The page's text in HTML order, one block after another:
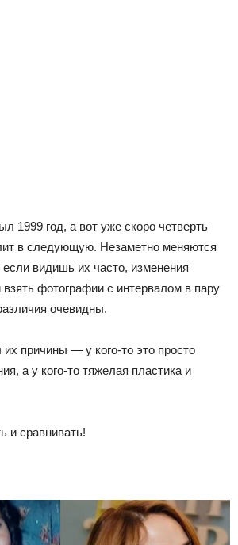
1999 год, а вот уже скоро четверть
в следующую. Незаметно меняются
видишь их часто, изменения
фотографии с интервалом в пару
очевидны.
причины — у кого-то это просто
а у кого-то тяжелая пластика и
и сравнивать!